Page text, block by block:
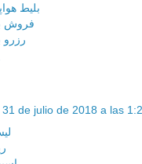
بلیط
فروش
رزرو
31 de julio de 2018 a las